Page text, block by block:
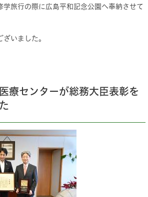
学旅行の際に広島平和記念公園へ奉納させて
いました。
療センターが総務大臣表彰を